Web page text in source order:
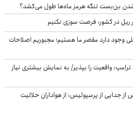
شدن بن‌بست تنگه هرمز ماه‌ها طول می‌کشد؟
ریل در کشور: فرصت سوزی نکنیم
وجود دارد مقصر ما هستیم؛ مجبوریم اصلاحات
واقعیت را بپذیر/ به نمایش بیشتری نیاز
جدایی از پرسپولیس: از هواداران حلالیت